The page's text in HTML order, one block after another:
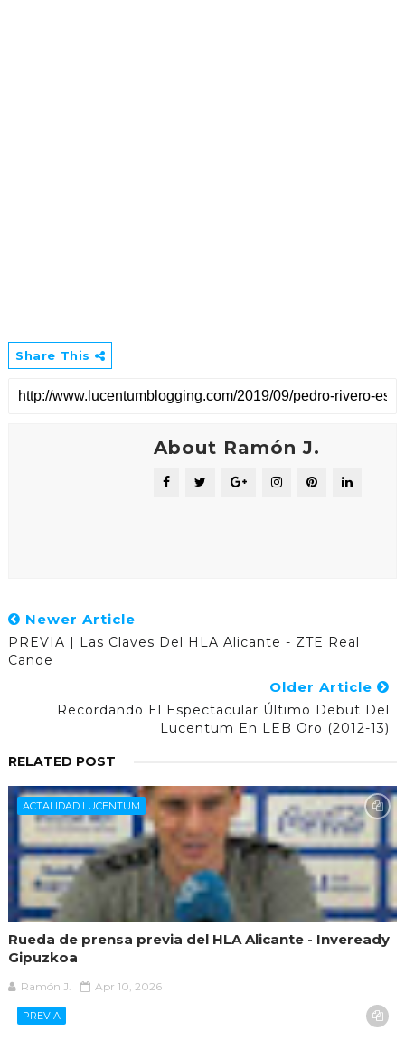
Share This
About Ramón J.
Newer Article
PREVIA | Las Claves Del HLA Alicante - ZTE Real
Canoe
Older Article
Recordando El Espectacular Último Debut Del
Lucentum En LEB Oro (2012-13)
RELATED POST
ACTALIDAD LUCENTUM
Rueda de prensa previa del HLA Alicante - Inveready
Gipuzkoa
Ramón J. Apr 10, 2026
PREVIA